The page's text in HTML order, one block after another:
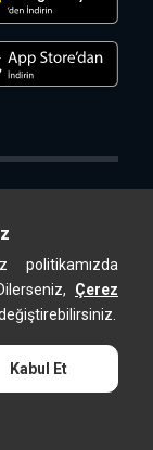
mağazasıdır.
politikamızda
Çerez
Kabul Et